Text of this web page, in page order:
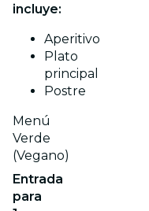
incluye:
Aperitivo
Plato
principal
Postre
Menú
Verde
(Vegano)
Entrada
para